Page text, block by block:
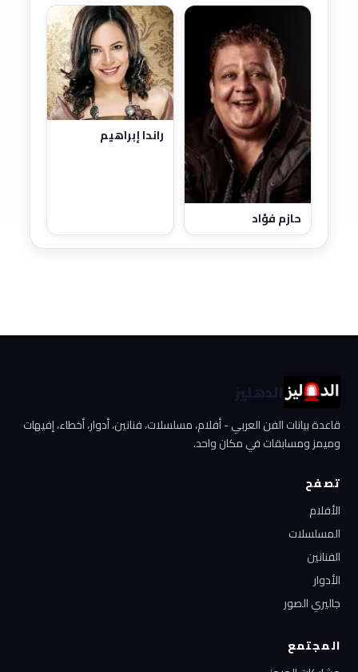
حازم فؤاد
راندا إبراهيم
الدهليز
قاعدة بيانات الفن العربي - أفلام، مسلسلات، فنانين، أدوار، أخطاء، إفيهات
وميمز ومسابقات في مكان واحد.
تصفح
الأفلام
المسلسلات
الفنانين
الأدوار
جاليري الصور
المجتمع